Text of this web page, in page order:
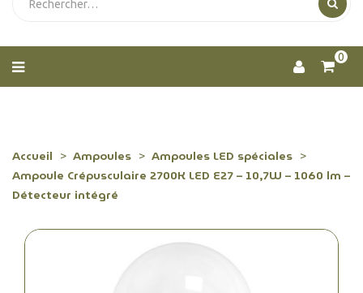
0
Accueil Ampoules
Ampoules LED spéciales
Ampoule Crépusculaire 2700K LED E27 – 10,7W – 1060 lm –
Détecteur intégré